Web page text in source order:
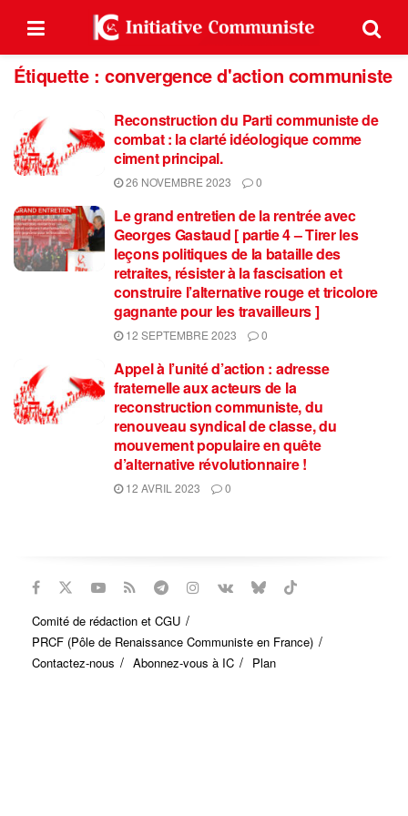
Étiquette :convergence d'action communiste
Reconstruction du Parti communiste de
combat : la clarté idéologique comme
ciment principal.
26 NOVEMBRE 2023 0
Le grand entretien de la rentrée avec
Georges Gastaud [ partie 4 – Tirer les
leçons politiques de la bataille des
retraites, résister à la fascisation et
construire l’alternative rouge et tricolore
gagnante pour les travailleurs ]
12 SEPTEMBRE 2023 0
Appel à l’unité d’action : adresse
fraternelle aux acteurs de la
reconstruction communiste, du
renouveau syndical de classe, du
mouvement populaire en quête
d’alternative révolutionnaire !
12 AVRIL 2023 0
Comité de rédaction et CGU
PRCF (Pôle de Renaissance Communiste en France)
Contactez-nous
Abonnez-vous à IC Plan